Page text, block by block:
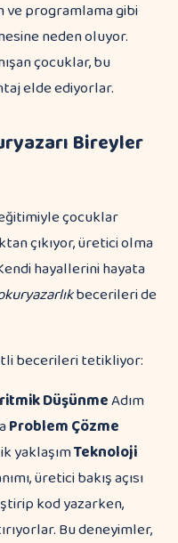
ve programlama gibi
neden oluyor.
çocuklar, bu
elde ediyorlar.
Bireyler
çocuklar
çıkıyor, üretici olma
hayallerini hayata
becerileri de
becerileri tetikliyor:
DüşünmeAdım
Problem Çözme
yaklaşımTeknoloji
üretici bakış açısı
kod yazarken,
Bu deneyimler,